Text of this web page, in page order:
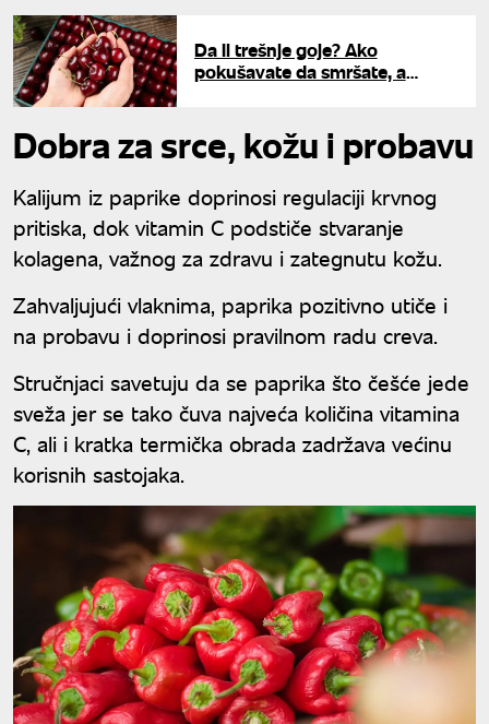
Da li trešnje goje? Ako
pokušavate da smršate, a
Dobra za srce, kožu i probavu
Kalijum iz paprike doprinosi regulaciji krvnog
pritiska, dok vitamin C podstiče stvaranje
kolagena, važnog za zdravu i zategnutu kožu.
Zahvaljujući vlaknima, paprika pozitivno utiče i
na probavu i doprinosi pravilnom radu creva.
Stručnjaci savetuju da se paprika što češće jede
sveža jer se tako čuva najveća količina vitamina
C, ali i kratka termička obrada zadržava većinu
korisnih sastojaka.